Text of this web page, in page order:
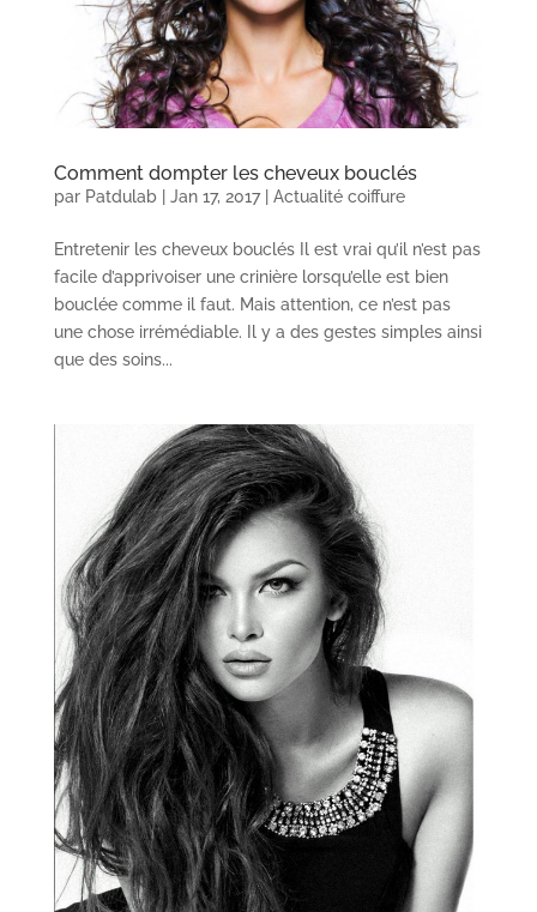
Comment dompter les cheveux bouclés
par Patdulab| Jan 17, 2017| Actualité coiffure
Entretenir les cheveux bouclés Il est vrai qu’il n’est pas
facile d’apprivoiser une crinière lorsqu’elle est bien
bouclée comme il faut. Mais attention, ce n’est pas
une chose irrémédiable. Il y a des gestes simples ainsi
que des soins...